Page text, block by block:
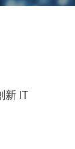
新 IT